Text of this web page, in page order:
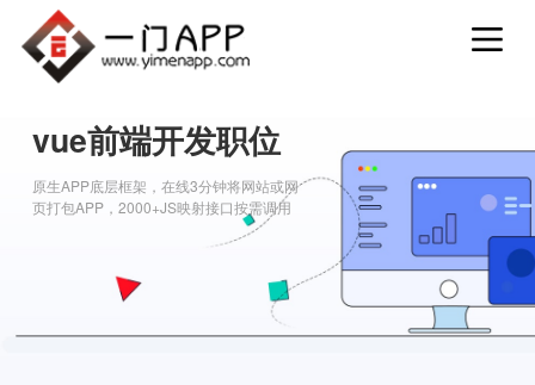
vue前端开发职位
原生APP底层框架，在线3分钟将网站或网
页打包APP，2000+JS映射接口按需调用